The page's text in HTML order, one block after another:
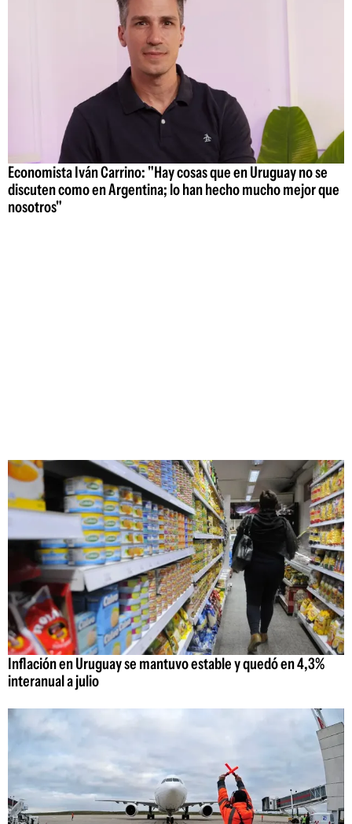
Economista Iván Carrino: "Hay cosas que en Uruguay no se
discuten como en Argentina; lo han hecho mucho mejor que
nosotros"
Inflación en Uruguay se mantuvo estable y quedó en 4,3%
interanual a julio